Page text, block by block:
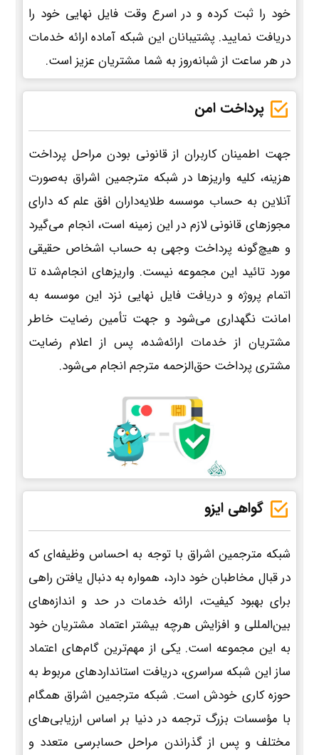
خود را ثبت کرده و در اسرع وقت فایل نهایی خود را
دریافت نمایید. پشتیبانان این شبکه آماده ارائه خدمات
در هر ساعت از شبانه‌روز به شما مشتریان عزیز است.
پرداخت امن
جهت اطمینان کاربران از قانونی بودن مراحل پرداخت
هزینه، کلیه واریزها در شبکه مترجمین اشراق به‌صورت
آنلاین به حساب موسسه طلایه‌داران افق علم که دارای
مجوزهای قانونی لازم در این زمینه است، انجام می‌گیرد
و هیچ‌گونه پرداخت وجهی به حساب اشخاص حقیقی
مورد تائید این مجموعه نیست. واریزهای انجام‌شده تا
اتمام پروژه و دریافت فایل نهایی نزد این موسسه به
امانت نگهداری می‌شود و جهت تأمین رضایت خاطر
مشتریان از خدمات ارائه‌شده، پس از اعلام رضایت
مشتری پرداخت حق‌الزحمه مترجم انجام می‌شود.
گواهی ایزو
شبکه مترجمین اشراق با توجه به احساس وظیفه‌ای که
در قبال مخاطبان خود دارد، همواره به دنبال یافتن راهی
برای بهبود کیفیت، ارائه خدمات در حد و اندازه‌های
بین‌المللی و افزایش هرچه بیشتر اعتماد مشتریان خود
به این مجموعه است. یکی از مهم‌ترین گام‌های اعتماد
ساز این شبکه سراسری، دریافت استانداردهای مربوط به
حوزه کاری خودش است. شبکه مترجمین اشراق همگام
با مؤسسات بزرگ ترجمه در دنیا بر اساس ارزیابی‌های
مختلف و پس از گذراندن مراحل حسابرسی متعدد و